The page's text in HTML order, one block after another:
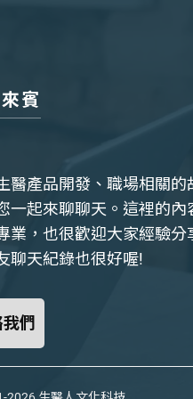
賓
醫產品開發、職場相關的
一起來聊聊天。這裡的內
業，也很歡迎大家經驗分
聊天紀錄也很好喔!
們